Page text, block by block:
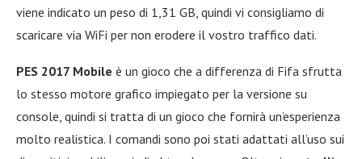
viene indicato un peso di 1,31 GB, quindi vi consigliamo di
scaricare via WiFi per non erodere il vostro traffico dati.
PES 2017 Mobile è un gioco che a differenza di Fifa sfrutta
lo stesso motore grafico impiegato per la versione su
console, quindi si tratta di un gioco che fornirà un’esperienza
molto realistica. I comandi sono poi stati adattati all’uso sui